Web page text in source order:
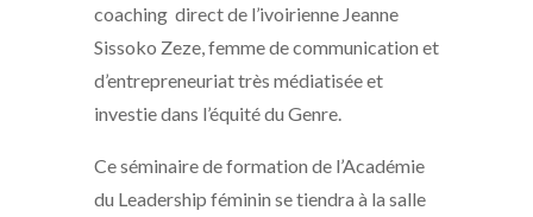
coaching direct de l’ivoirienne Jeanne
Sissoko Zeze, femme de communication et
d’entrepreneuriat très médiatisée et
investie dans l’équité du Genre.
Ce séminaire de formation de l’Académie
du Leadership féminin se tiendra à la salle